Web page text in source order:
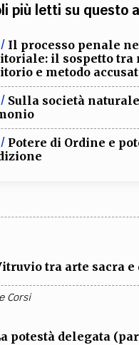
più letti su questo
/ Il processo penale
il sospetto tra
e metodo
/ Sulla società
/ Potere di Ordine e
tra arte sacra
Corsi
potestà delegata